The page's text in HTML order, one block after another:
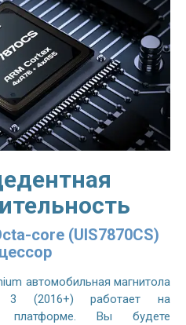
core (UIS7870CS)
автомобильная магнитола
(2016+) работает на
платформе. Вы будете